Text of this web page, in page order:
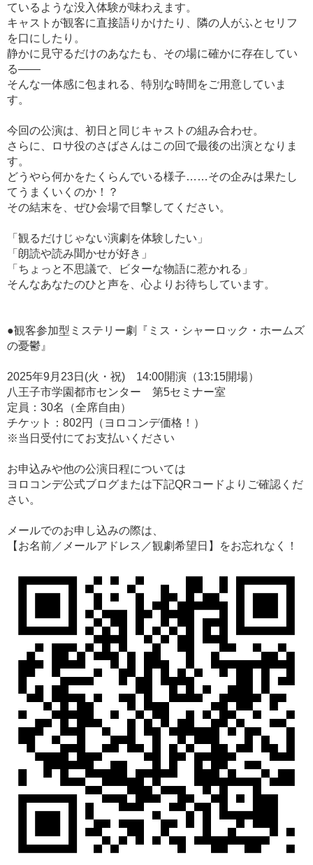
ているような没入体験が味わえます。
キャストが観客に直接語りかけたり、隣の人がふとセリフ
を口にしたり。
静かに見守るだけのあなたも、その場に確かに存在してい
る――
そんな一体感に包まれる、特別な時間をご用意していま
す。
今回の公演は、初日と同じキャストの組み合わせ。
さらに、ロサ役のさばさんはこの回で最後の出演となりま
す。
どうやら何かをたくらんでいる様子……その企みは果たし
てうまくいくのか！？
その結末を、ぜひ会場で目撃してください。
「観るだけじゃない演劇を体験したい」
「朗読や読み聞かせが好き」
「ちょっと不思議で、ビターな物語に惹かれる」
そんなあなたのひと声を、心よりお待ちしています。
●観客参加型ミステリー劇『ミス・シャーロック・ホームズ
の憂鬱』
2025年9月23日(火・祝) 14:00開演（13:15開場）
八王子市学園都市センター 第5セミナー室
定員：30名（全席自由）
チケット：802円（ヨロコンデ価格！）
※当日受付にてお支払いください
お申込みや他の公演日程については
ヨロコンデ公式ブログまたは下記QRコードよりご確認くだ
さい。
メールでのお申し込みの際は、
【お名前／メールアドレス／観劇希望日】をお忘れなく！